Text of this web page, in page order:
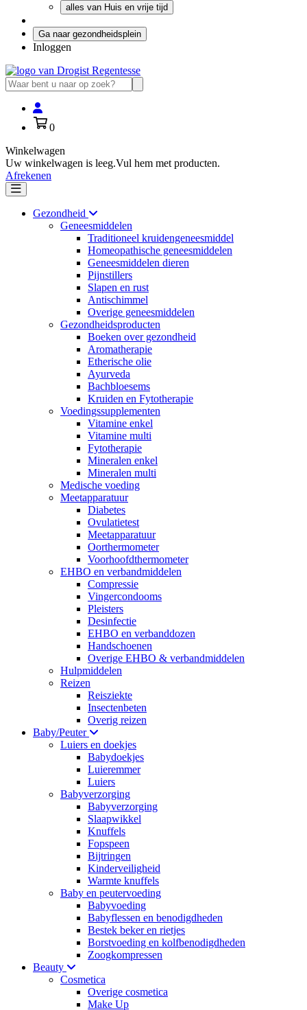
alles van Huis en vrije tijd
Ga naar gezondheidsplein
Inloggen
Zoeken
Inloggen
Winkelwagen
0
Winkelwagen
Uw winkelwagen is leeg.Vul hem met producten.
Afrekenen
Toggle navigation
Gezondheid
Geneesmiddelen
Traditioneel kruidengeneesmiddel
Homeopathische geneesmiddelen
Geneesmiddelen dieren
Pijnstillers
Slapen en rust
Antischimmel
Overige geneesmiddelen
Gezondheidsproducten
Boeken over gezondheid
Aromatherapie
Etherische olie
Ayurveda
Bachbloesems
Kruiden en Fytotherapie
Voedingssupplementen
Vitamine enkel
Vitamine multi
Fytotherapie
Mineralen enkel
Mineralen multi
Medische voeding
Meetapparatuur
Diabetes
Ovulatietest
Meetapparatuur
Oorthermometer
Voorhoofdthermometer
EHBO en verbandmiddelen
Compressie
Vingercondooms
Pleisters
Desinfectie
EHBO en verbanddozen
Handschoenen
Overige EHBO & verbandmiddelen
Hulpmiddelen
Reizen
Reisziekte
Insectenbeten
Overig reizen
Baby/Peuter
Luiers en doekjes
Babydoekjes
Luieremmer
Luiers
Babyverzorging
Babyverzorging
Slaapwikkel
Knuffels
Fopspeen
Bijtringen
Kinderveiligheid
Warmte knuffels
Baby en peutervoeding
Babyvoeding
Babyflessen en benodigdheden
Bestek beker en rietjes
Borstvoeding en kolfbenodigdheden
Zoogkompressen
Beauty
Cosmetica
Overige cosmetica
Make Up